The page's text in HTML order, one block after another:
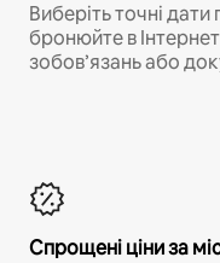
Виберіть точні дати
бронюйте в
зобов’язань або
Спрощені ціни за